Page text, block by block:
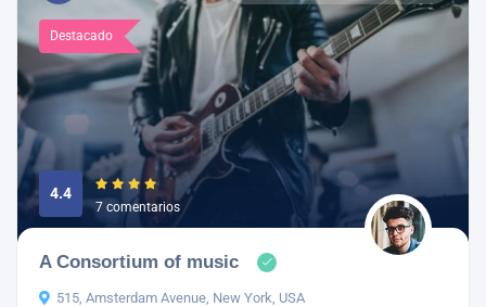
Destacado
4.4
7 comentarios
A Consortium of music
515, Amsterdam Avenue, New York, USA